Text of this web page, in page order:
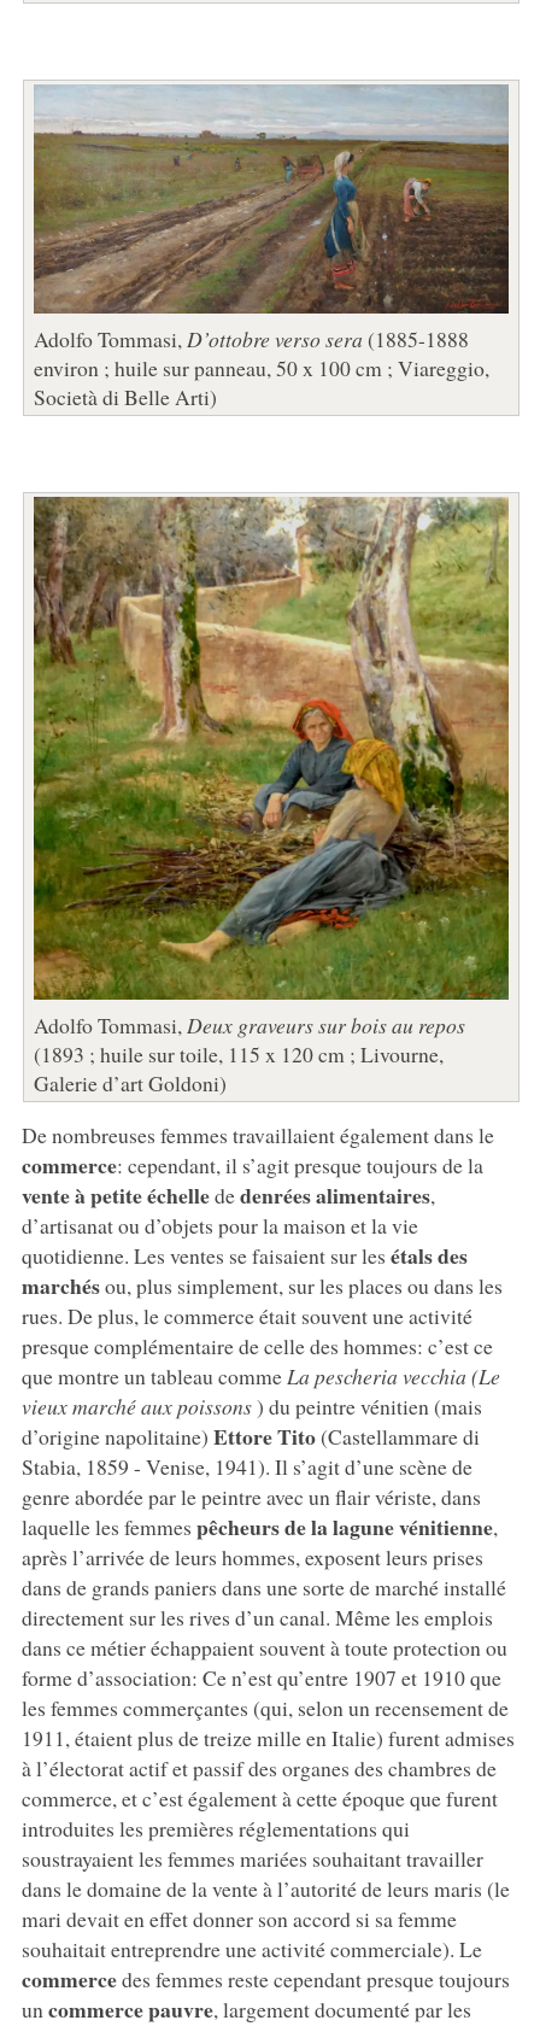
Adolfo Tommasi, D’ottobre verso sera (1885-1888
environ ; huile sur panneau, 50 x 100 cm ; Viareggio,
Società di Belle Arti)
Adolfo Tommasi, Deux graveurs sur bois au repos
(1893 ; huile sur toile, 115 x 120 cm ; Livourne,
Galerie d’art Goldoni)
De nombreuses femmes travaillaient également dans le
commerce: cependant, il s’agit presque toujours de la
vente à petite échellededenrées alimentaires,
d’artisanat ou d’objets pour la maison et la vie
quotidienne. Les ventes se faisaient sur les étals des
marchésou, plus simplement, sur les places ou dans les
rues. De plus, le commerce était souvent une activité
presque complémentaire de celle des hommes: c’est ce
que montre un tableau comme La pescheria vecchia (Le
vieux marché aux poissons) du peintre vénitien (mais
d’origine napolitaine) Ettore Tito(Castellammare di
Stabia, 1859 - Venise, 1941). Il s’agit d’une scène de
genre abordée par le peintre avec un flair vériste, dans
laquelle les femmes pêcheurs de la lagune vénitienne,
après l’arrivée de leurs hommes, exposent leurs prises
dans de grands paniers dans une sorte de marché installé
directement sur les rives d’un canal. Même les emplois
dans ce métier échappaient souvent à toute protection ou
forme d’association: Ce n’est qu’entre 1907 et 1910 que
les femmes commerçantes (qui, selon un recensement de
1911, étaient plus de treize mille en Italie) furent admises
à l’électorat actif et passif des organes des chambres de
commerce, et c’est également à cette époque que furent
introduites les premières réglementations qui
soustrayaient les femmes mariées souhaitant travailler
dans le domaine de la vente à l’autorité de leurs maris (le
mari devait en effet donner son accord si sa femme
souhaitait entreprendre une activité commerciale). Le
commercedes femmes reste cependant presque toujours
un commerce pauvre, largement documenté par les